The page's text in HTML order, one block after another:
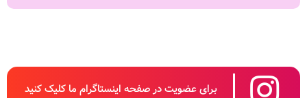
برای عضویت در صفحه اینستاگرام ما کلیک کنید